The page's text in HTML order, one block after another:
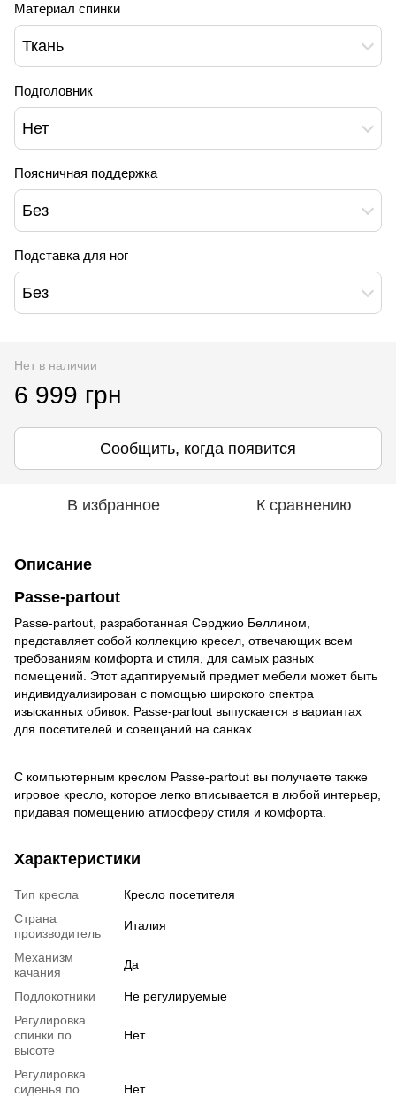
Материал спинки
Ткань
Подголовник
Нет
Поясничная поддержка
Без
Подставка для ног
Без
Нет в наличии
6 999 грн
Сообщить, когда появится
В избранное К сравнению
Описание
Passe-partout
Passe-partout, разработанная Серджио Беллином,
представляет собой коллекцию кресел, отвечающих всем
требованиям комфорта и стиля, для самых разных
помещений. Этот адаптируемый предмет мебели может быть
индивидуализирован с помощью широкого спектра
изысканных обивок. Passe-partout выпускается в вариантах
для посетителей и совещаний на санках.
С компьютерным креслом Passe-partout вы получаете также
игровое кресло, которое легко вписывается в любой интерьер,
придавая помещению атмосферу стиля и комфорта.
Характеристики
Тип кресла
Кресло посетителя
Страна
производитель
Италия
Механизм
качания
Да
Подлокотники
Не регулируемые
Регулировка
спинки по
высоте
Нет
Регулировка
сиденья по
Нет